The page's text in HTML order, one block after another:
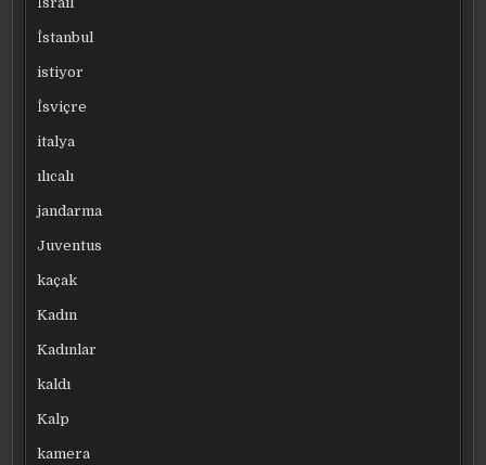
İstanbul
istiyor
İsviçre
italya
ılıcalı
jandarma
Juventus
kaçak
Kadın
Kadınlar
kaldı
Kalp
kamera